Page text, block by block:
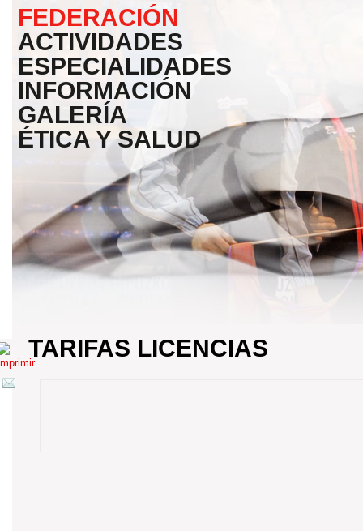
FEDERACIÓN
ACTIVIDADES
ESPECIALIDADES
INFORMACIÓN
GALERÍA
ÉTICA Y SALUD
TARIFAS LICENCIAS